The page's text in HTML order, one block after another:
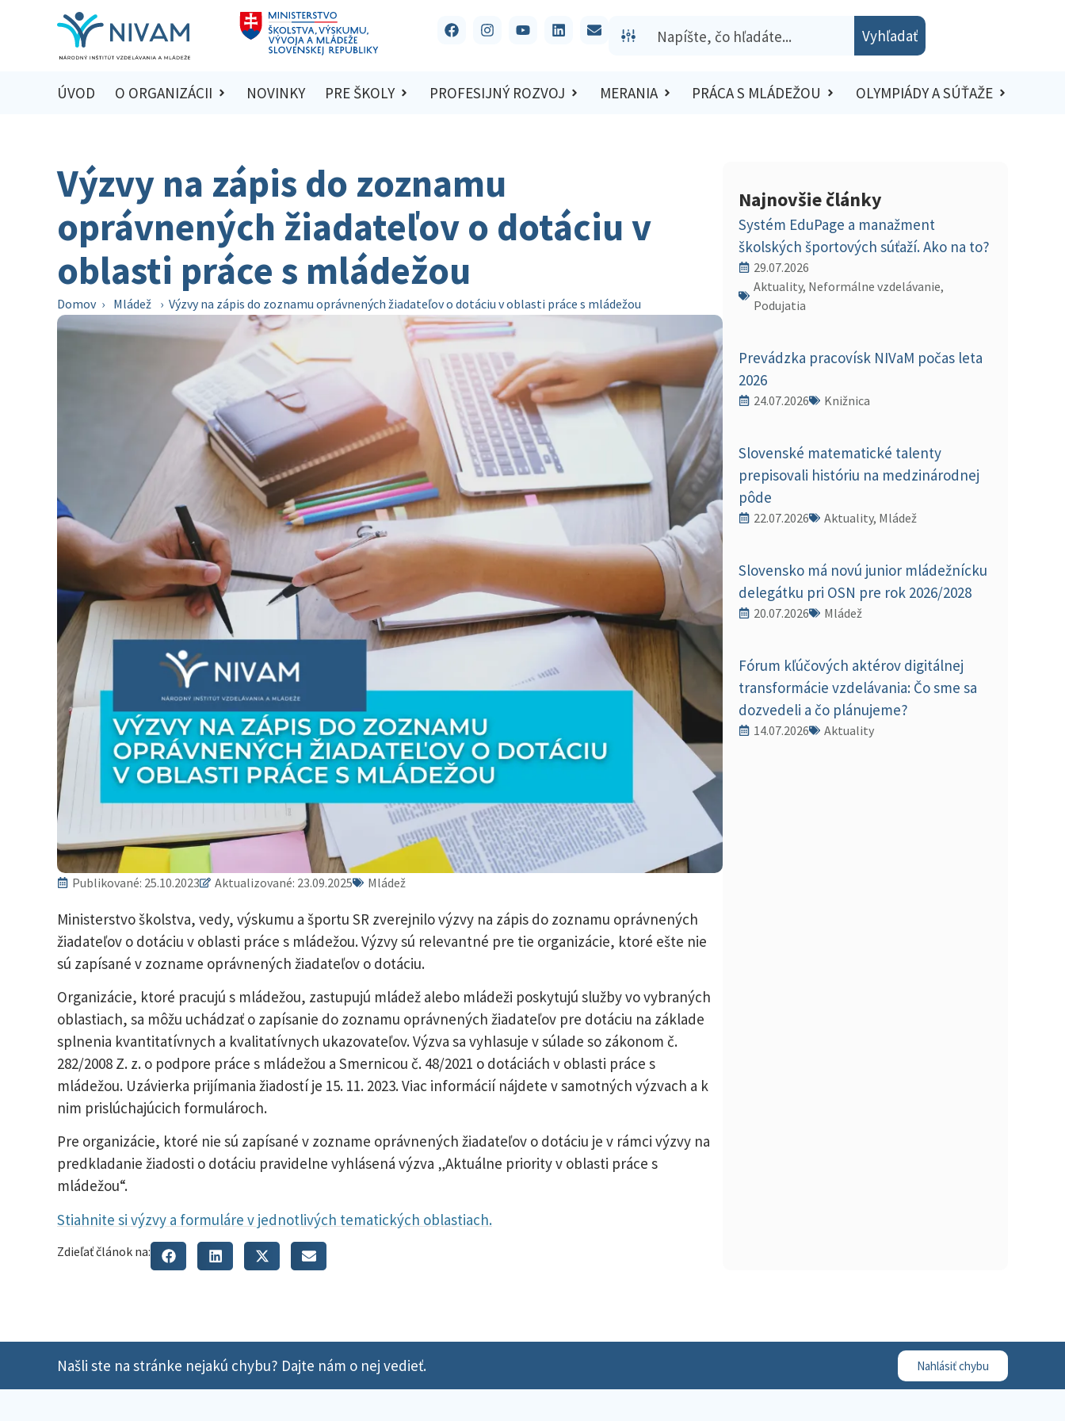
Vyhľadať
ÚVOD O ORGANIZÁCII NOVINKY PRE ŠKOLY PROFESIJNÝ ROZVOJ MERANIA PRÁCA S MLÁDEŽOU OLYMPIÁDY A SÚŤAŽE
Výzvy na zápis do zoznamu
oprávnených žiadateľov o dotáciu v
oblasti práce s mládežou
Domov › Mládež › Výzvy na zápis do zoznamu oprávnených žiadateľov o dotáciu v oblasti práce s mládežou
Publikované: 25.10.2023 Aktualizované: 23.09.2025 Mládež
Ministerstvo školstva, vedy, výskumu a športu SR zverejnilo výzvy na zápis do zoznamu oprávnených
žiadateľov o dotáciu v oblasti práce s mládežou. Výzvy sú relevantné pre tie organizácie, ktoré ešte nie
sú zapísané v zozname oprávnených žiadateľov o dotáciu.
Organizácie, ktoré pracujú s mládežou, zastupujú mládež alebo mládeži poskytujú služby vo vybraných
oblastiach, sa môžu uchádzať o zapísanie do zoznamu oprávnených žiadateľov pre dotáciu na základe
splnenia kvantitatívnych a kvalitatívnych ukazovateľov. Výzva sa vyhlasuje v súlade so zákonom č.
282/2008 Z. z. o podpore práce s mládežou a Smernicou č. 48/2021 o dotáciách v oblasti práce s
mládežou. Uzávierka prijímania žiadostí je 15. 11. 2023. Viac informácií nájdete v samotných výzvach a k
nim prislúchajúcich formulároch.
Pre organizácie, ktoré nie sú zapísané v zozname oprávnených žiadateľov o dotáciu je v rámci výzvy na
predkladanie žiadosti o dotáciu pravidelne vyhlásená výzva „Aktuálne priority v oblasti práce s
mládežou“.
Stiahnite si výzvy a formuláre v jednotlivých tematických oblastiach.
Zdieľať článok na:
Najnovšie články
Systém EduPage a manažment
školských športových súťaží. Ako na to?
29.07.2026
Aktuality, Neformálne vzdelávanie,
Podujatia
Prevádzka pracovísk NIVaM počas leta
2026
24.07.2026 Knižnica
Slovenské matematické talenty
prepisovali históriu na medzinárodnej
pôde
22.07.2026 Aktuality, Mládež
Slovensko má novú junior mládežnícku
delegátku pri OSN pre rok 2026/2028
20.07.2026 Mládež
Fórum kľúčových aktérov digitálnej
transformácie vzdelávania: Čo sme sa
dozvedeli a čo plánujeme?
14.07.2026 Aktuality
Našli ste na stránke nejakú chybu? Dajte nám o nej vedieť. Nahlásiť chybu